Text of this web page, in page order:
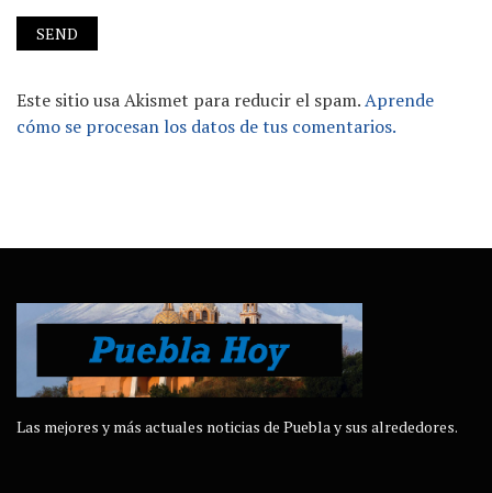
Este sitio usa Akismet para reducir el spam.Aprende
cómo se procesan los datos de tus comentarios.
Las mejores y más actuales noticias de Puebla y sus alrededores.